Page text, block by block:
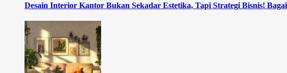
Desain Interior Kantor Bukan Sekadar Estetika, Tapi Strategi Bisnis!